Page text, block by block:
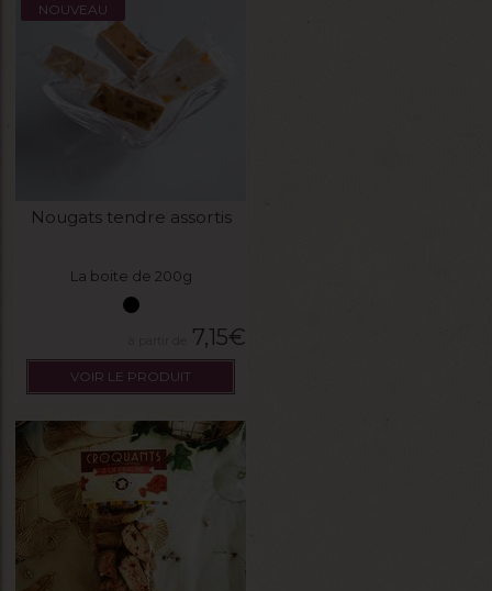
NOUVEAU
Nougats tendre assortis
La boite de 200g
7,15€
VOIR LE PRODUIT